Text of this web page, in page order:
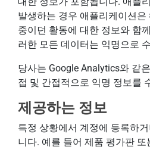
발생하는 경우 애플리케이션은
중이던 활동에 대한 정보와 함
러한 모든 데이터는 익명으로
당사는 Google Analytics와 같
접 및 간접적으로 익명 정보를
제공하는 정보
특정 상황에서 계정에 등록하
니다. 예를 들어 제품 평가판